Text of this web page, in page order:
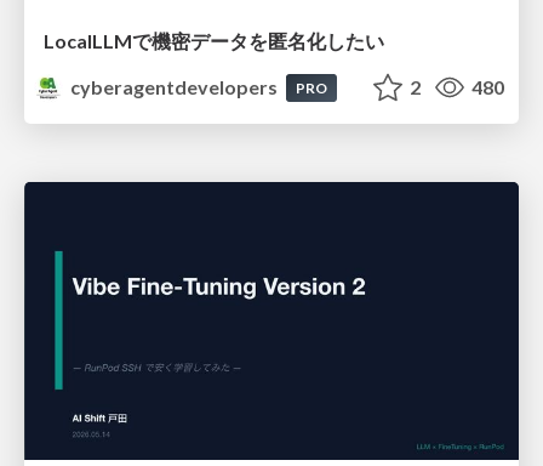
LocalLLMで機密データを匿名化したい
cyberagentdevelopers
PRO 2 480